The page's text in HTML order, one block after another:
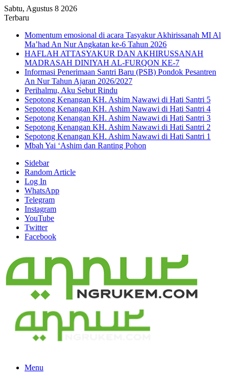
Sabtu, Agustus 8 2026
Terbaru
Momentum emosional di acara Tasyakur Akhirissanah MI Al
Ma’had An Nur Angkatan ke-6 Tahun 2026
HAFLAH ATTASYAKUR DAN AKHIRUSSANAH
MADRASAH DINIYAH AL-FURQON KE-7
Informasi Penerimaan Santri Baru (PSB) Pondok Pesantren
An Nur Tahun Ajaran 2026/2027
Perihalmu, Aku Sebut Rindu
Sepotong Kenangan KH. Ashim Nawawi di Hati Santri 5
Sepotong Kenangan KH. Ashim Nawawi di Hati Santri 4
Sepotong Kenangan KH. Ashim Nawawi di Hati Santri 3
Sepotong Kenangan KH. Ashim Nawawi di Hati Santri 2
Sepotong Kenangan KH. Ashim Nawawi di Hati Santri 1
Mbah Yai ‘Ashim dan Ranting Pohon
Sidebar
Random Article
Log In
WhatsApp
Telegram
Instagram
YouTube
Twitter
Facebook
Menu